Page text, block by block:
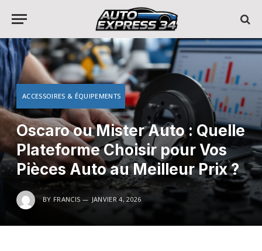
ACCESSOIRES & ÉQUIPEMENTS
Oscaro ou Mister Auto : Quelle
Plateforme Choisir pour Vos
Pièces Auto au Meilleur Prix ?
BY FRANCIS JANVIER 4, 2026